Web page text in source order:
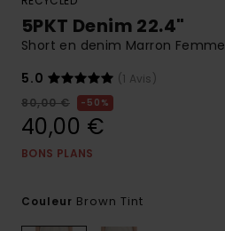
5PKT Denim 22.4"
Short en denim Marron Femme
5.0
(1 Avis)
80,00 €
50%
40,00 €
BONS PLANS
Couleur Brown Tint